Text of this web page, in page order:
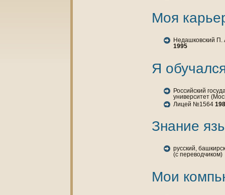
Моя
Недашкoвский
1995
Я
Российский
университет
Лицей №1564
Знaние
русский,
(с переводчикoм)
Мои